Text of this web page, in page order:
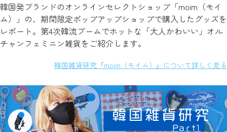
韓国発ブランドのオンラインセレクトショップ「moim（モイ
ム）」の、期間限定ポップアップショップで購入したグッズを
レポート。第4次韓流ブームでホットな「大人かわいい」オル
チャンフェミニン雑貨をご紹介します。
韓国雑貨研究『moim（モイム）』について詳しく見る